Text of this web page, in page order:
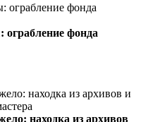
фонда
находка из архивов